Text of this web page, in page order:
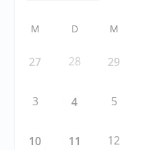
M D M
27 28 29
3 4 5
10 11 12